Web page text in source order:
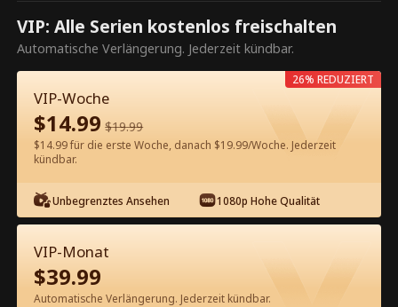
Dies ist eine kostenpflichtige
Episode. Bitte entsperren, um
weiterzusehen.
60Jetzt entsperren
Kostenlos in der App ansehen
VIP: Alle Serien kostenlos freischalten
Automatische Verlängerung. Jederzeit kündbar.
VIP-Woche
$14.99 $19.99
$14.99 für die erste Woche, danach $19.99/Woche. Jederzeit
kündbar.
Unbegrenztes Ansehen 1080p Hohe Qualität
26% REDUZIERT
VIP-Monat
$39.99
Automatische Verlängerung. Jederzeit kündbar.